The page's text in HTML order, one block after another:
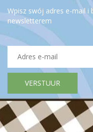
Wpisz swój adres e-mail i
newsletterem